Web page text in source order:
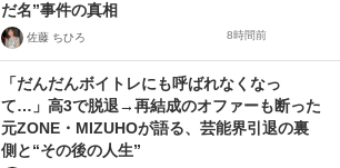
だ名”事件の真相
佐藤 ちひろ 8時間前
「だんだんボイトレにも呼ばれなくなっ
て…」高3で脱退→再結成のオファーも断った
元ZONE・MIZUHOが語る、芸能界引退の裏
側と“その後の人生”